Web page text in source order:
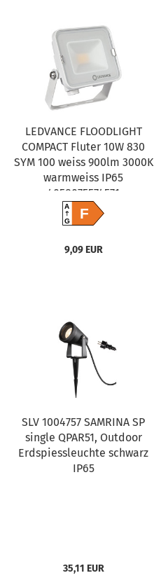
LEDVANCE FLOODLIGHT
COMPACT Fluter 10W 830
SYM 100 weiss 900lm 3000K
warmweiss IP65
4058075574571
A
GF
9,09 EUR
SLV 1004757 SAMRINA SP
single QPAR51, Outdoor
Erdspiessleuchte schwarz
IP65
35,11 EUR